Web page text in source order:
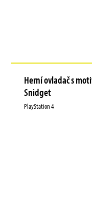
Herní ovladač s
Snidget
PlayStation 4